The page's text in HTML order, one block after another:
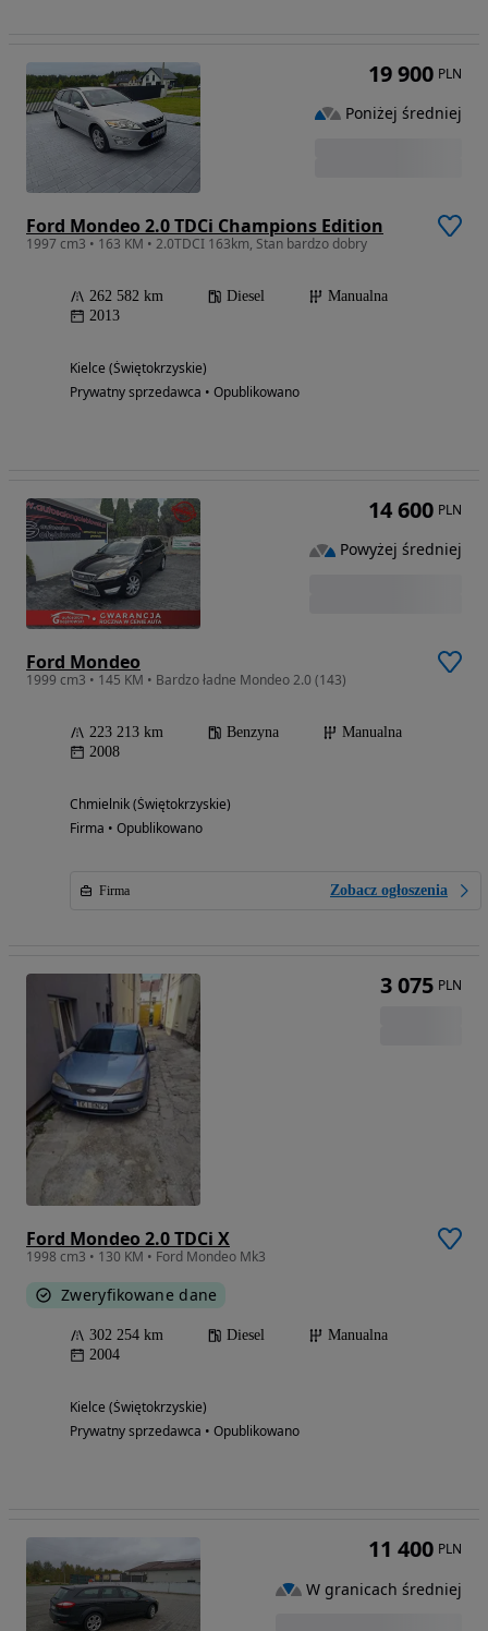
Ford Mondeo 2.0 TDCi Champions Edition
1997 cm3 • 163 KM • 2.0TDCI 163km, Stan bardzo dobry
262 582 km Diesel
Manualna
2013
Kielce (Świętokrzyskie)
Prywatny sprzedawca • Opublikowano
19 900 PLN
Poniżej średniej
Ford Mondeo
1999 cm3 • 145 KM • Bardzo ładne Mondeo 2.0 (143)
223 213 km Benzyna
Manualna
2008
Chmielnik (Świętokrzyskie)
Firma • Opublikowano
Firma Zobacz ogłoszenia
14 600 PLN
Powyżej średniej
Ford Mondeo 2.0 TDCi X
1998 cm3 • 130 KM • Ford Mondeo Mk3
Zweryfikowane dane
302 254 km Diesel
Manualna
2004
Kielce (Świętokrzyskie)
Prywatny sprzedawca • Opublikowano
3 075 PLN
11 400 PLN
W granicach średniej